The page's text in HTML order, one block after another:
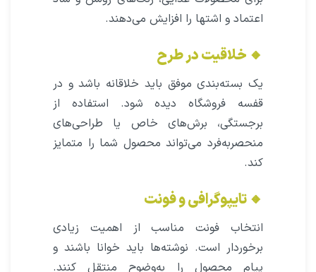
اعتماد و اشتها را افزایش می‌دهند.
🔸 خلاقیت در طرح
یک بسته‌بندی موفق باید خلاقانه باشد و در
قفسه فروشگاه دیده شود. استفاده از
برجستگی، برش‌های خاص یا طراحی‌های
منحصربه‌فرد می‌تواند محصول شما را متمایز
کند.
🔸 تایپوگرافی و فونت
انتخاب فونت مناسب از اهمیت زیادی
برخوردار است. نوشته‌ها باید خوانا باشند و
پیام محصول را به‌وضوح منتقل کنند.